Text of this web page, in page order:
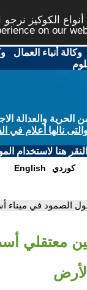
الكوكيز
on our
-وكالة أنباء العمال -
والعدالة
نالها أعلام في
هنا لاستخدام
English كوردي
الصمود في ميناء
معتقلي